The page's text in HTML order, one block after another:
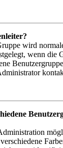
wird
wenn die